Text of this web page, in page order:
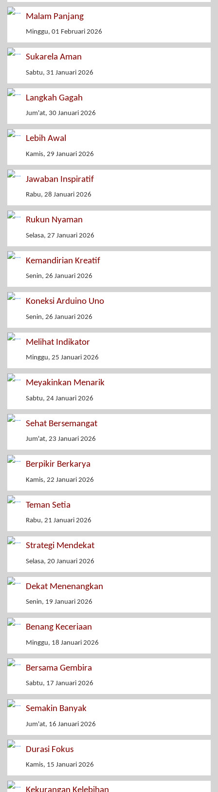
Malam Panjang
Minggu, 01 Februari 2026
Sukarela Aman
Sabtu, 31 Januari 2026
Langkah Gagah
Jum'at, 30 Januari 2026
Lebih Awal
Kamis, 29 Januari 2026
Jawaban Inspiratif
Rabu, 28 Januari 2026
Rukun Nyaman
Selasa, 27 Januari 2026
Kemandirian Kreatif
Senin, 26 Januari 2026
Koneksi Arduino Uno
Senin, 26 Januari 2026
Melihat Indikator
Minggu, 25 Januari 2026
Meyakinkan Menarik
Sabtu, 24 Januari 2026
Sehat Bersemangat
Jum'at, 23 Januari 2026
Berpikir Berkarya
Kamis, 22 Januari 2026
Teman Setia
Rabu, 21 Januari 2026
Strategi Mendekat
Selasa, 20 Januari 2026
Dekat Menenangkan
Senin, 19 Januari 2026
Benang Keceriaan
Minggu, 18 Januari 2026
Bersama Gembira
Sabtu, 17 Januari 2026
Semakin Banyak
Jum'at, 16 Januari 2026
Durasi Fokus
Kamis, 15 Januari 2026